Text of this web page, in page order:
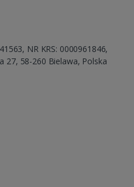
NR KRS: 0000961846,
27, 58-260 Bielawa, Polska